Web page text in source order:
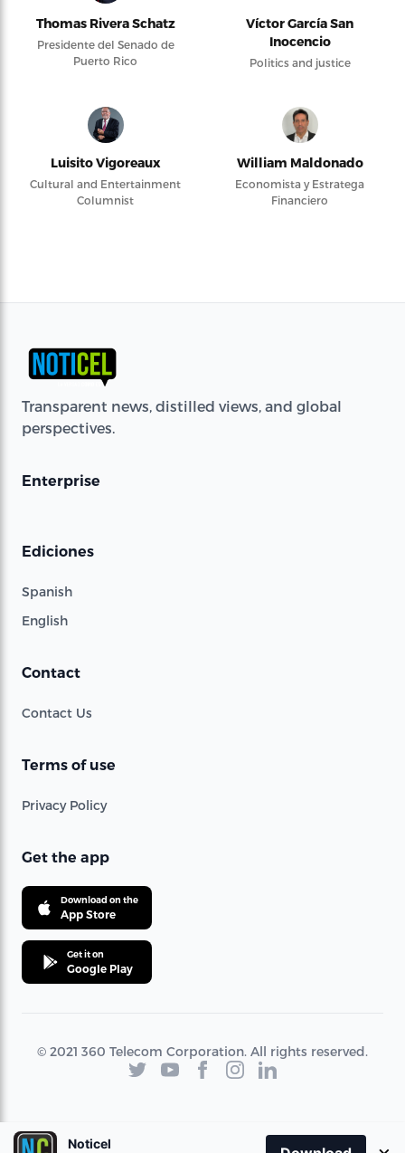
Thomas Rivera Schatz
Presidente del Senado de
Puerto Rico
Víctor García San
Inocencio
Politics and justice
Luisito Vigoreaux
Cultural and Entertainment
Columnist
William Maldonado
Economista y Estratega
Financiero
Transparent news, distilled views, and global
perspectives.
Enterprise
Ediciones
Spanish
English
Contact
Contact Us
Terms of use
Privacy Policy
Get the app
Download on the
App Store
Get it on
Google Play
© 2021 360 Telecom Corporation. All rights reserved.
Noticel